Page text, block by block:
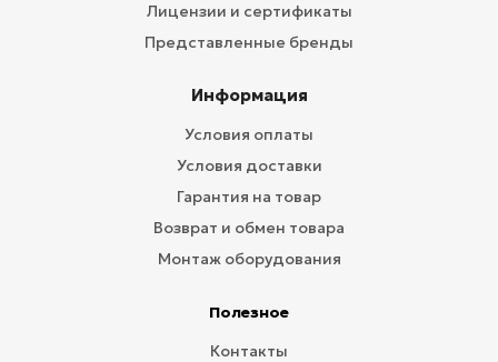
Лицензии и сертификаты
Представленные бренды
Информация
Условия оплаты
Условия доставки
Гарантия на товар
Возврат и обмен товара
Монтаж оборудования
Полезное
Контакты